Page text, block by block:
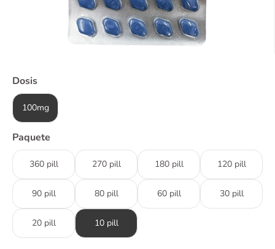
Dosis
100mg
Paquete
360 pill 270 pill 180 pill 120 pill
90 pill 80 pill 60 pill 30 pill
20 pill 10 pill